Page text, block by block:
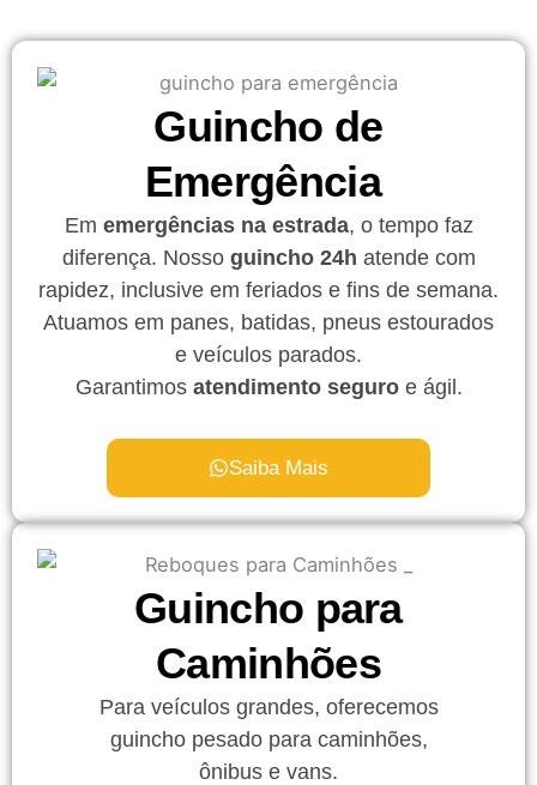
Guincho de
Emergência ​
Em emergências na estrada, o tempo faz
diferença. Nosso guincho 24h atende com
rapidez, inclusive em feriados e fins de semana.
Atuamos em panes, batidas, pneus estourados
e veículos parados.
Garantimos atendimento seguroe ágil.
Saiba Mais
Guincho para
Caminhões
Para veículos grandes, oferecemos
guincho pesado para caminhões,
ônibus e vans.